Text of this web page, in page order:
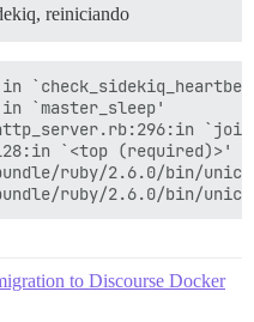
reiniciando
`master_sleep'
`<top (required)>'
ruby/2.6.0/bin/
to Discourse Docker